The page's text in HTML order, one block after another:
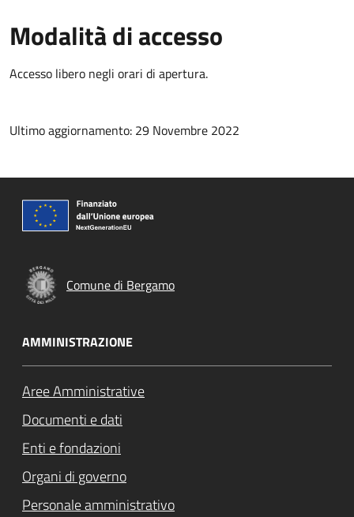
Modalità di accesso
Accesso libero negli orari di apertura.
Ultimo aggiornamento: 29 Novembre 2022
Comune di Bergamo
AMMINISTRAZIONE
Aree Amministrative
Documenti e dati
Enti e fondazioni
Organi di governo
Personale amministrativo